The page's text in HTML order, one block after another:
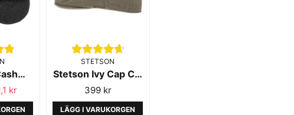
Kent Wool/Cashmere EF Anthra Melange - Stetson
kr
STETSON
Stetson Ivy Cap Cotton Olive
399 kr
LÄGG I VARUKORGEN